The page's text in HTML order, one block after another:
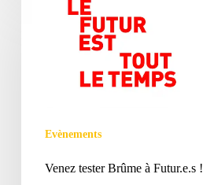
Evènements
Venez tester Brûme à Futur.e.s !